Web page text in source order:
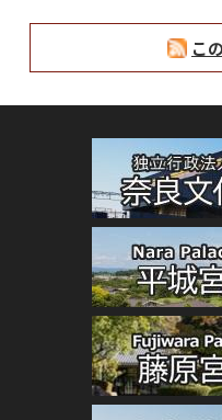
こ